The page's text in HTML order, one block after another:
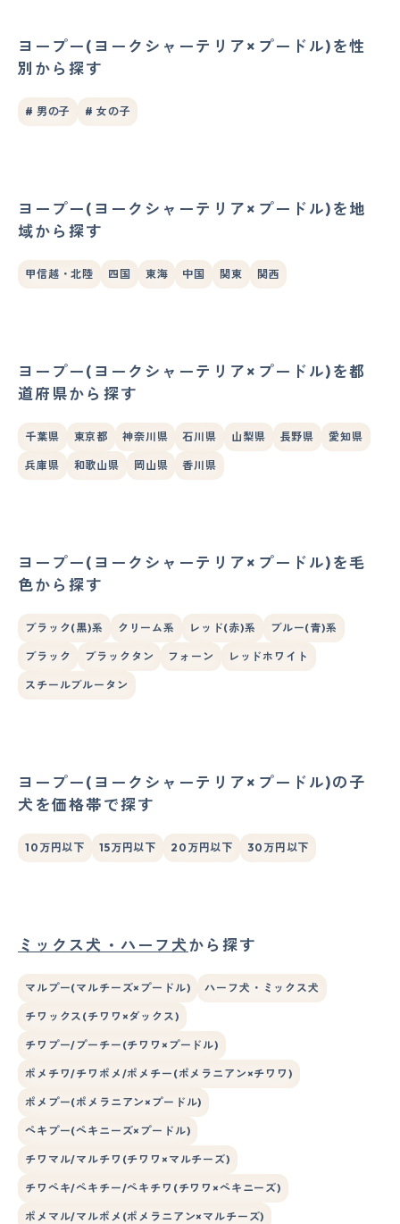
ヨープー(ヨークシャーテリア×プードル)を性
別から探す
# 男の子 # 女の子
ヨープー(ヨークシャーテリア×プードル)を地
域から探す
甲信越・北陸 四国 東海 中国 関東 関西
ヨープー(ヨークシャーテリア×プードル)を都
道府県から探す
千葉県 東京都 神奈川県 石川県 山梨県 長野県 愛知県
兵庫県 和歌山県 岡山県 香川県
ヨープー(ヨークシャーテリア×プードル)を毛
色から探す
ブラック(黒)系 クリーム系 レッド(赤)系 ブルー(青)系
ブラック ブラックタン フォーン レッドホワイト
スチールブルータン
ヨープー(ヨークシャーテリア×プードル)の子
犬を価格帯で探す
10万円以下 15万円以下 20万円以下 30万円以下
ミックス犬・ハーフ犬から探す
マルプー(マルチーズ×プードル) ハーフ犬・ミックス犬
チワックス(チワワ×ダックス)
チワプー/プーチー(チワワ×プードル)
ポメチワ/チワポメ/ポメチー(ポメラニアン×チワワ)
ポメプー(ポメラニアン×プードル)
ペキプー(ペキニーズ×プードル)
チワマル/マルチワ(チワワ×マルチーズ)
チワペキ/ペキチー/ペキチワ(チワワ×ペキニーズ)
ポメマル/マルポメ(ポメラニアン×マルチーズ)